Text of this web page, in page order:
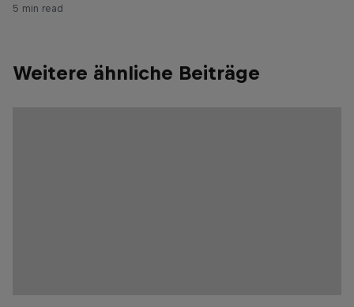
5 min read
Weitere ähnliche Beiträge